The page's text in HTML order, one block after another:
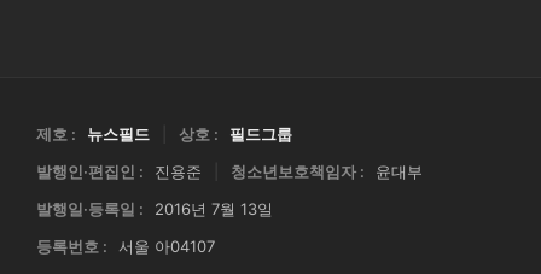
제호 : 뉴스필드 상호 :
필드그룹
발행인·편집인 :
진용준 청소년보호책임자 :
윤대부
발행일·등록일 :
2016년 7월 13일
등록번호 :
서울 아04107